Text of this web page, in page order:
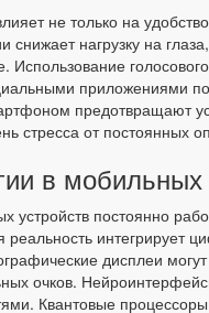
не только на
снижает нагрузку на
Использование
приложениями
предотвращают
стресса от постоянных
в мобильных
устройств постоянно
интегрирует
дисплеи
очков.
Квантовые